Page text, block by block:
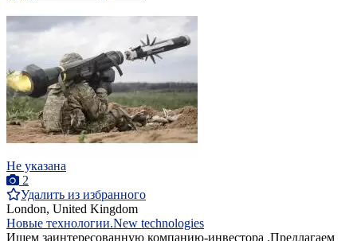
Не указана
2
Удалить из избранного
London, United Kingdom
Новые технологии.New technologies
Ищем заинтересованную компанию-инвестора .Предлагаем